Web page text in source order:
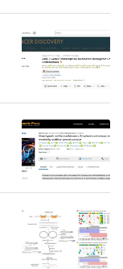
逆转座子